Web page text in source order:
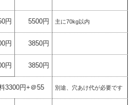
円 5500円 主に70kg以内
円 3850円
円 3850円
3300円+＠55 別途、穴あけ代が必要です